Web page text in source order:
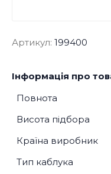
Артикул: 199400
Інформація про
Повнота
Висота підбора
Країна виробник
Тип каблука